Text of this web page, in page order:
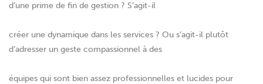
d’une prime de fin de gestion ? S’agit-il
créer une dynamique dans les services ? Ou s’agit-il plutôt
d’adresser un geste compassionnel à des
équipes qui sont bien assez professionnelles et lucides pour